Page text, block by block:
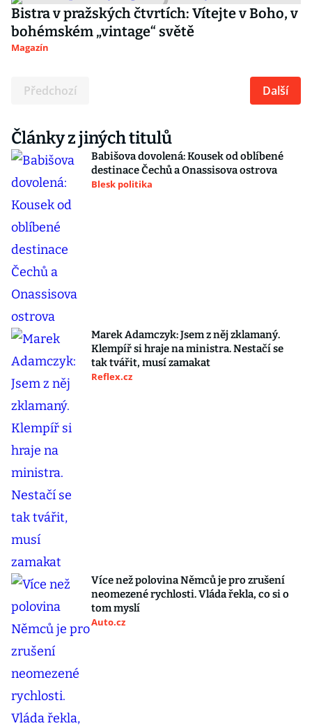
Bistra v pražských čtvrtích: Vítejte v Boho, v
bohémském „vintage“ světě
Magazín
Předchozí Další
Články z jiných titulů
Babišova dovolená: Kousek od oblíbené
destinace Čechů a Onassisova ostrova
Blesk politika
Marek Adamczyk: Jsem z něj zklamaný.
Klempíř si hraje na ministra. Nestačí se
tak tvářit, musí zamakat
Reflex.cz
Více než polovina Němců je pro zrušení
neomezené rychlosti. Vláda řekla, co si o
tom myslí
Auto.cz